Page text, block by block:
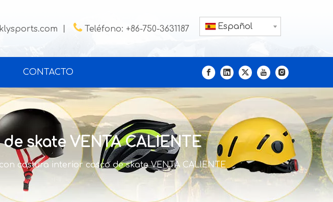
 Teléfono: +86-750-3631187 Español
CONTACTO
skate VENTA CALIENTE
costura interior casco de skate VENTA CALIENTE